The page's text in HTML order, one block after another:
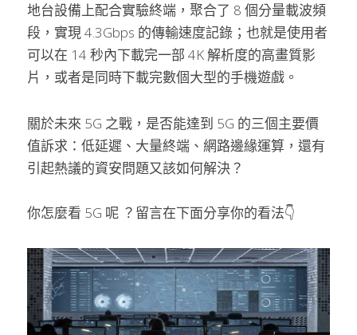
地台設備上配合實驗終端，聚合了 8 個分量載波頻
段，實現 4.3Gbps 的傳輸速度記錄；也就是使用者
可以在 14 秒內下載完一部 4K 解析度的高畫質影
片，或者是同時下載完數個大型的手機遊戲。
關於未來 5G 之戰，是否能達到 5G 的三個主要價
值訴求：低延遲、大量終端、網路邊緣運算，還有
引起熱議的資安問題又該如何解決？
你怎麼看 5G 呢 ？留言在下面分享你的看法👇